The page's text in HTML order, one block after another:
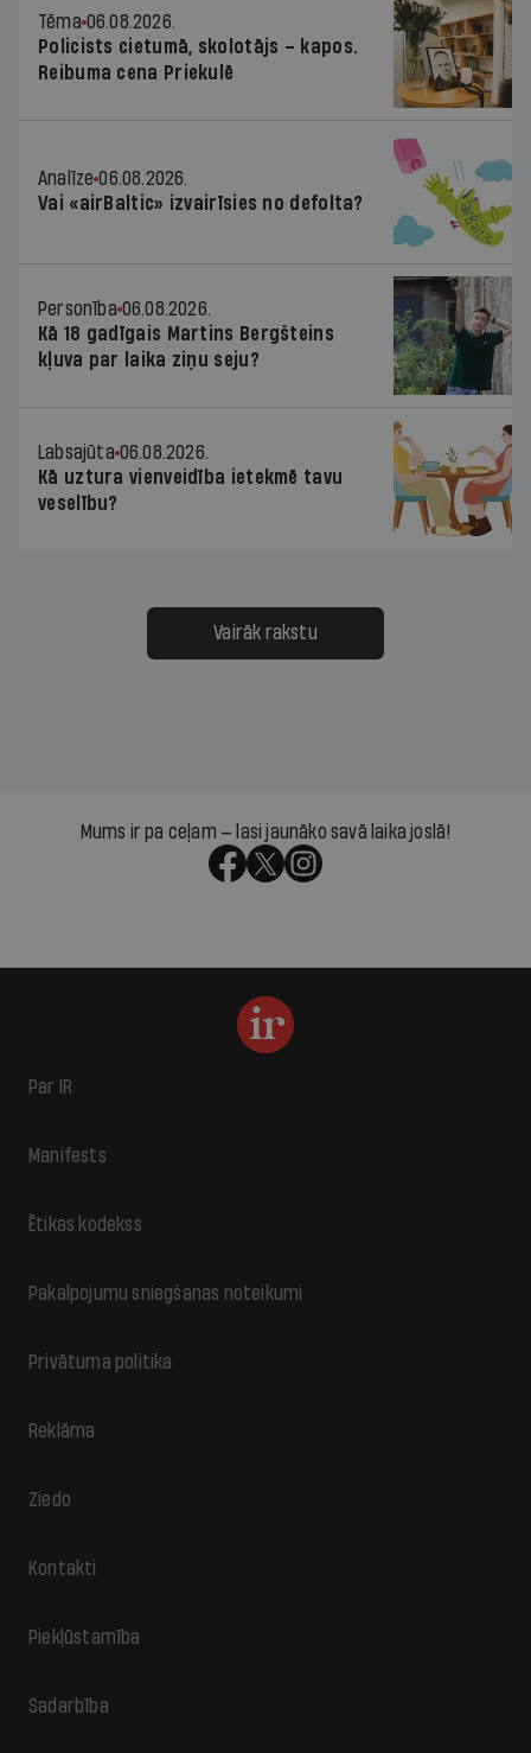
Tēma 06.08.2026.
Policists cietumā, skolotājs – kapos.
Reibuma cena Priekulē
Analīze 06.08.2026.
Vai «airBaltic» izvairīsies no defolta?
Personība 06.08.2026.
Kā 18 gadīgais Martins Bergšteins
kļuva par laika ziņu seju?
Labsajūta 06.08.2026.
Kā uztura vienveidība ietekmē tavu
veselību?
Vairāk rakstu
Mums ir pa ceļam — lasi jaunāko savā laika joslā!
Par IR
Manifests
Ētikas kodekss
Pakalpojumu sniegšanas noteikumi
Privātuma politika
Reklāma
Ziedo
Kontakti
Piekļūstamība
Sadarbība